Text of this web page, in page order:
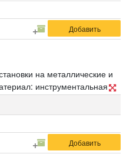
на металлические и
инструментальная